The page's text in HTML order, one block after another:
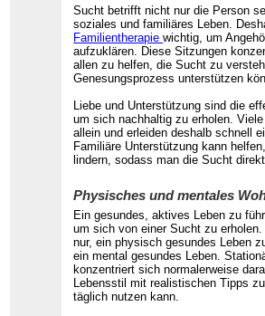
Sucht betrifft nicht nur die Person
soziales und familiäres Leben.
Familientherapiewichtig, um
aufzuklären. Diese Sitzungen
allen zu helfen, die Sucht zu
Genesungsprozess unterstützen
Liebe und Unterstützung sind die
um sich nachhaltig zu erholen.
allein und erleiden deshalb schnell
Familiäre Unterstützung kann
lindern, sodass man die Sucht
Physisches und mentales
Ein gesundes, aktives Leben zu
um sich von einer Sucht zu
nur, ein physisch gesundes Leben
ein mental gesundes Leben.
konzentriert sich normalerweise
Lebensstil mit realistischen Tipps
täglich nutzen kann.